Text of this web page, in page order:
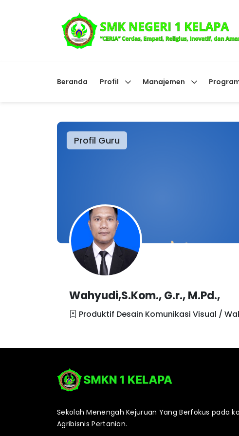
Beranda Profil Manajemen
Profil Guru
Wahyudi,S.Kom., G.r., M.Pd.,
Produktif Desain Komunikasi Visual /
Sekolah Menengah Kejuruan Yang Berfokus pada
Agribisnis Pertanian.